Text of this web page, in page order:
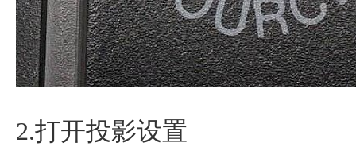
2.打开投影设置